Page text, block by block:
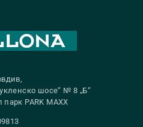
шосе“ № 8 „Б“
парк PARK MAXX